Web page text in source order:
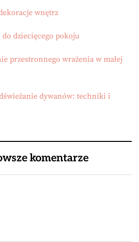
wnętrz
dziecięcego pokoju
przestronnego wrażenia w małej
dywanów: techniki i
komentarze